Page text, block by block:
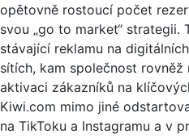
opětovně rostoucí počet
svou „go to market“ strategii.
stávající reklamu na
sítích, kam společnost
aktivaci zákazníků na
Kiwi.com mimo jiné
na TikToku a Instagramu a v